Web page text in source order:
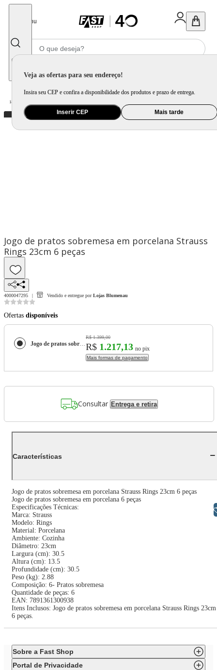
Menu
Veja as ofertas para seu endereço!
Insira seu CEP e confira a disponibilidade dos produtos e prazo de entrega.
Inserir CEP Mais tarde
Home
Jogo de pratos sobremesa em porcelana Strauss
Rings 23cm 6 peças
4000047295 Vendido e entregue por Lojas Blumenau
Ofertas disponíveis
Jogo de pratos sobremesa em porcelana Strauss Rings 23cm 6 peças
R$ 1.399,00
R$ 1.217,13 no pix
Mais formas de pagamento
Consultar Entrega e retira
Características
Jogo de pratos sobremesa em porcelana Strauss Rings 23cm 6 peças
Jogo de pratos sobremesa em porcelana 6 peças
Especificações Técnicas:
Marca: Strauss
Modelo: Rings
Material: Porcelana
Ambiente: Cozinha
Diâmetro: 23cm
Largura (cm): 30.5
Altura (cm): 13.5
Profundidade (cm): 30.5
Peso (kg): 2.88
Composição: 6- Pratos sobremesa
Quantidade de peças: 6
EAN: 7891361300938
Itens Inclusos: Jogo de pratos sobremesa em porcelana Strauss Rings 23cm
6 peças.
Sobre a Fast Shop
Portal de Privacidade